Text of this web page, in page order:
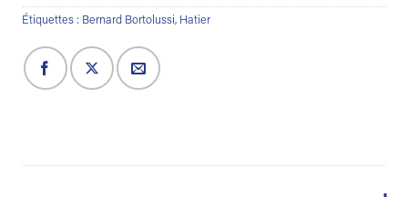
Étiquettes : Bernard Bortolussi , Hatier